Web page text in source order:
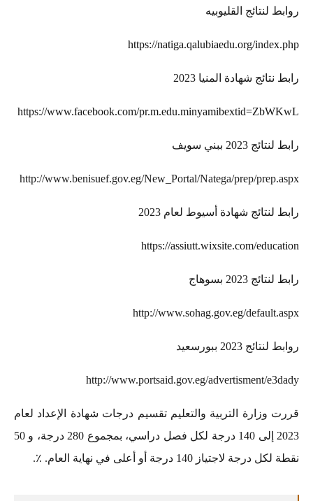
روابط لنتائج القليوبيه
https://natiga.qalubiaedu.org/index.php
رابط نتائج شهادة المنيا 2023
https://www.facebook.com/pr.m.edu.minyamibextid=ZbWKwL
رابط لنتائج 2023 ببني سويف
http://www.benisuef.gov.eg/New_Portal/Natega/prep/prep.aspx
رابط لنتائج شهادة أسيوط لعام 2023
https://assiutt.wixsite.com/education
رابط لنتائج 2023 بسوهاج
http://www.sohag.gov.eg/default.aspx
روابط لنتائج 2023 ببورسعيد
http://www.portsaid.gov.eg/advertisment/e3dady
قررت وزارة التربية والتعليم تقسيم درجات شهادة الإعداد لعام
2023 إلى 140 درجة لكل فصل دراسي، بمجموع 280 درجة، و 50
نقطة لكل درجة لاجتياز 140 درجة أو أعلى في نهاية العام. ٪.